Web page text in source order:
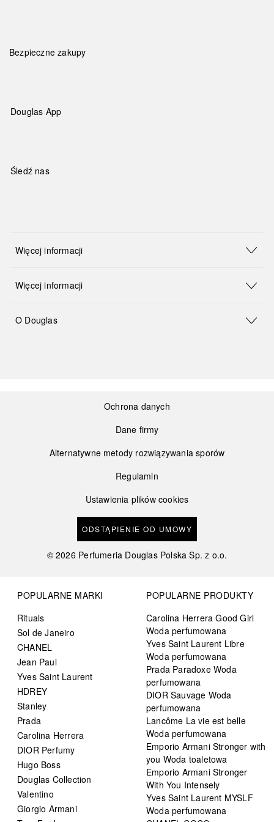
Bezpieczne zakupy
Douglas App
Śledź nas
Więcej informacji
Więcej informacji
O Douglas
Ochrona danych
Dane firmy
Alternatywne metody rozwiązywania sporów
Regulamin
Ustawienia plików cookies
ODSTĄPIENIE OD UMOWY
©2026 Perfumeria Douglas Polska Sp. z o.o.
POPULARNE MARKI
Rituals
Sol de Janeiro
CHANEL
Jean Paul
Yves Saint Laurent
HDREY
Stanley
Prada
Carolina Herrera
DIOR Perfumy
Hugo Boss
Douglas Collection
Valentino
Giorgio Armani
POPULARNE PRODUKTY
Carolina Herrera Good Girl
Woda perfumowana
Yves Saint Laurent Libre
Woda perfumowana
Prada Paradoxe Woda
perfumowana
DIOR Sauvage Woda
perfumowana
Lancôme La vie est belle
Woda perfumowana
Emporio Armani Stronger with
you Woda toaletowa
Emporio Armani Stronger
With You Intensely
Yves Saint Laurent MYSLF
Woda perfumowana